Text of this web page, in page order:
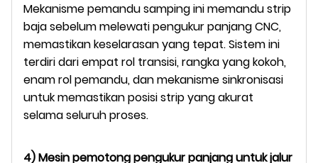
Mekanisme pemandu samping ini memandu strip
baja sebelum melewati pengukur panjang CNC,
memastikan keselarasan yang tepat. Sistem ini
terdiri dari empat rol transisi, rangka yang kokoh,
enam rol pemandu, dan mekanisme sinkronisasi
untuk memastikan posisi strip yang akurat
selama seluruh proses.
4) Mesin pemotong pengukur panjang untuk jalur